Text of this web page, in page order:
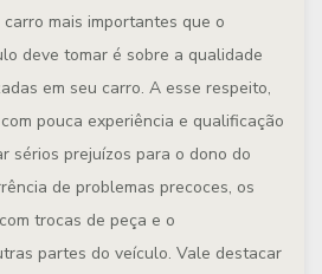
mais importantes que o
deve tomar é sobre a qualidade
em seu carro. A esse respeito,
pouca experiência e qualificação
sérios prejuízos para o dono do
de problemas precoces, os
trocas de peça e o
partes do veículo. Vale destacar